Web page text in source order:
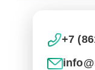
+7